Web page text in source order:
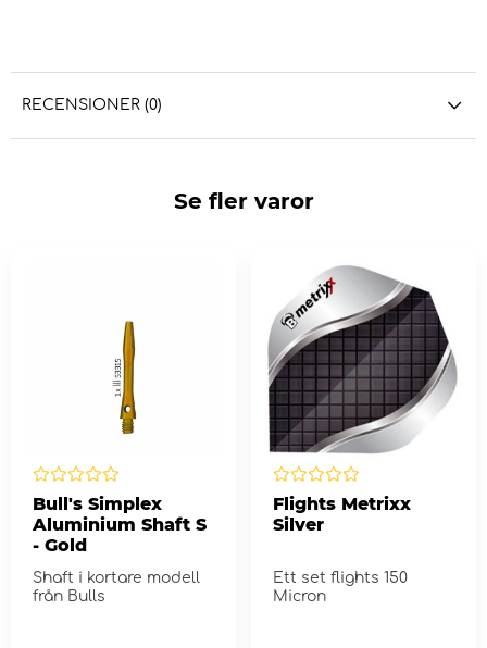
RECENSIONER (0)
Se fler varor
Bull's Simplex
Aluminium Shaft S
- Gold
Shaft i kortare modell
från Bulls
Flights Metrixx
Silver
Ett set flights 150
Micron